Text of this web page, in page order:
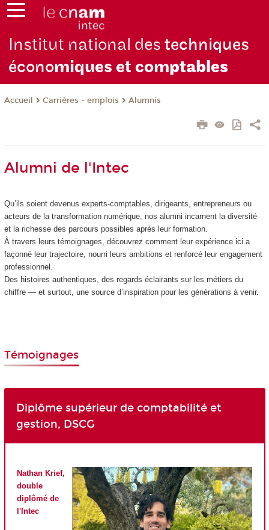
Institut national destechniques
économiques et comptables
Accueil Carrières - emplois Alumnis
Alumni de l'Intec
Qu’ils soient devenus experts-comptables, dirigeants, entrepreneurs ou
acteurs de la transformation numérique, nos alumni incarnent la diversité
et la richesse des parcours possibles après leur formation.
À travers leurs témoignages, découvrez comment leur expérience ici a
façonné leur trajectoire, nourri leurs ambitions et renforcé leur engagement
professionnel.
Des histoires authentiques, des regards éclairants sur les métiers du
chiffre — et surtout, une source d’inspiration pour les générations à venir.
Témoignages
Diplôme supérieur de comptabilité et
gestion, DSCG
Nathan Krief,
double
diplômé de
l'Intec